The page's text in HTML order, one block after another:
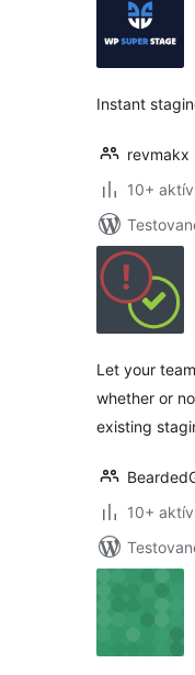
Instant
revmakx
10+
Let your
whether or
existing
10+